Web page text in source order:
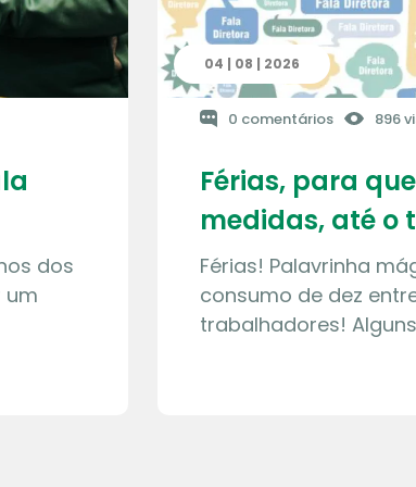
dos
um
04 | 08 | 2026
0 comentários 896
Férias, para
medidas, até o
Férias! Palavrinha
consumo de dez
trabalhadores!